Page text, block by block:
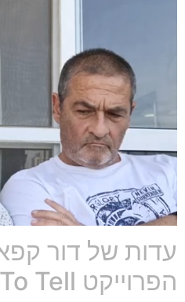
עדות של דור
הפרוייקט Survived To Tell